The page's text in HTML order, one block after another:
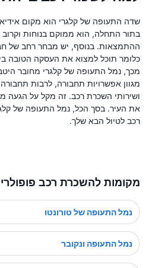
שדה התעופה של קלגרי הוא מקום
בתור התחלה, הוא ממוקם בנוחות
ההתמצאות. בנוסף, יש מבחר רחב של
כלומר תוכל למצוא את העסקה הטובה
מכך, נמל התעופה של קלגרי מחובר
מגוון אפשרויות תחבורה, לרבות תחבורה
ושירותי השכרת רכב. זה מקל על הגעה
את העיר. בסך הכל, נמל התעופה של
רכב לטיול הבא שלך.
מקומות להשכרת רכב
נמל התעופה של טורונטו
נמל התעופה ונקובר